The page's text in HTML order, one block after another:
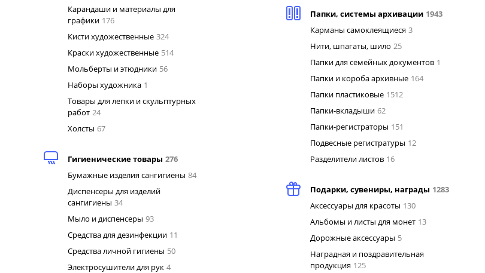
Карандаши и материалы для
графики 176
Кисти художественные 324
Краски художественные 514
Мольберты и этюдники 56
Наборы художника 1
Товары для лепки и скульптурных
работ 24
Холсты 67
Гигиенические товары 276
Бумажные изделия сангигиены 84
Диспенсеры для изделий
сангигиены 34
Мыло и диспенсеры 93
Средства для дезинфекции 11
Средства личной гигиены 50
Электросушители для рук 4
Папки, системы архивации 1943
Карманы самоклеящиеся 3
Нити, шпагаты, шило 25
Папки для семейных документов 1
Папки и короба архивные 164
Папки пластиковые 1512
Папки-вкладыши 62
Папки-регистраторы 151
Подвесные регистратуры 12
Разделители листов 16
Подарки, сувениры, награды 1283
Аксессуары для красоты 130
Альбомы и листы для монет 13
Дорожные аксессуары 5
Наградная и поздравительная
продукция 125